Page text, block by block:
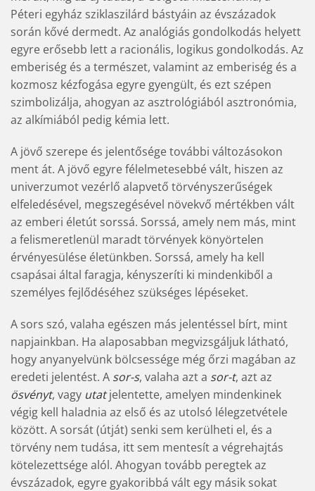
Péteri egyház sziklaszilárd bástyáin az évszázadok
során kővé dermedt. Az analógiás gondolkodás helyett
egyre erősebb lett a racionális, logikus gondolkodás. Az
emberiség és a természet, valamint az emberiség és a
kozmosz kézfogása egyre gyengült, és ezt szépen
szimbolizálja, ahogyan az asztrológiából asztronómia,
az alkímiából pedig kémia lett.
A jövő szerepe és jelentősége további változásokon
ment át. A jövő egyre félelmetesebbé vált, hiszen az
univerzumot vezérlő alapvető törvényszerűségek
elfeledésével, megszegésével növekvő mértékben vált
az emberi életút sorssá. Sorssá, amely nem más, mint
a felismeretlenül maradt törvények könyörtelen
érvényesülése életünkben. Sorssá, amely ha kell
csapásai által faragja, kényszeríti ki mindenkiből a
személyes fejlődéséhez szükséges lépéseket.
A sors szó, valaha egészen más jelentéssel bírt, mint
napjainkban. Ha alaposabban megvizsgáljuk látható,
hogy anyanyelvünk bölcsessége még őrzi magában az
eredeti jelentést. A sor-s, valaha azt a sor-t, azt az
ösvényt, vagy utatjelentette, amelyen mindenkinek
végig kell haladnia az első és az utolsó lélegzetvétele
között. A sorsát (útját) senki sem kerülheti el, és a
törvény nem tudása, itt sem mentesít a végrehajtás
kötelezettsége alól. Ahogyan tovább peregtek az
évszázadok, egyre gyakoribbá vált egy másik sokat